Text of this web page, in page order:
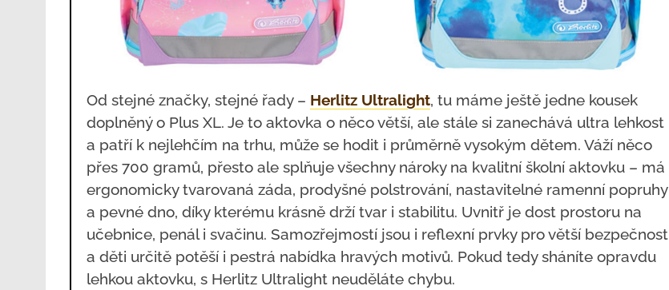
Od stejné značky, stejné řady – Herlitz Ultralight, tu máme ještě jedne kousek
doplněný o Plus XL. Je to aktovka o něco větší, ale stále si zanechává ultra lehkost
a patří k nejlehčím na trhu, může se hodit i průměrně vysokým dětem. Váží něco
přes 700 gramů, přesto ale splňuje všechny nároky na kvalitní školní aktovku – má
ergonomicky tvarovaná záda, prodyšné polstrování, nastavitelné ramenní popruhy
a pevné dno, díky kterému krásně drží tvar i stabilitu. Uvnitř je dost prostoru na
učebnice, penál i svačinu. Samozřejmostí jsou i reflexní prvky pro větší bezpečnost
a děti určitě potěší i pestrá nabídka hravých motivů. Pokud tedy sháníte opravdu
lehkou aktovku, s Herlitz Ultralight neuděláte chybu.